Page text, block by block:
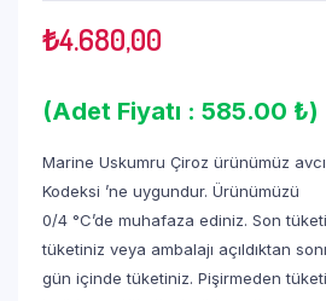
₺4.680,00
(Adet Fiyatı : 585.00 ₺)
Marine Uskumru Çiroz ürünümüz
Kodeksi ʼne uygundur. Ürünümüzü
0/4 °Cʼde muhafaza ediniz. Son
tüketiniz veya ambalajı açıldıktan
gün içinde tüketiniz. Pişirmeden